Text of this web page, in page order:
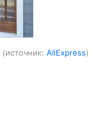
источник: AliExpress